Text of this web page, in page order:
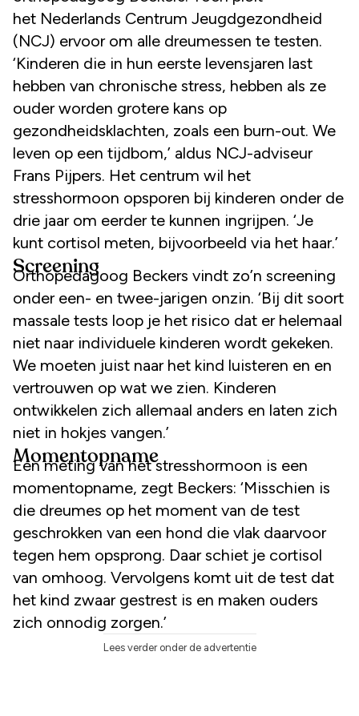
het Nederlands Centrum Jeugdgezondheid
(NCJ) ervoor om alle dreumessen te testen.
‘Kinderen die in hun eerste levensjaren last
hebben van chronische stress, hebben als ze
ouder worden grotere kans op
gezondheidsklachten, zoals een burn-out. We
leven op een tijdbom,’ aldus NCJ-adviseur
Frans Pijpers. Het centrum wil het
stresshormoon opsporen bij kinderen onder de
drie jaar om eerder te kunnen ingrijpen. ‘Je
kunt cortisol meten, bijvoorbeeld via het haar.’
Screening
Orthopedagoog Beckers vindt zo’n screening
onder een- en twee-jarigen onzin. ‘Bij dit soort
massale tests loop je het risico dat er helemaal
niet naar individuele kinderen wordt gekeken.
We moeten juist naar het kind luisteren en en
vertrouwen op wat we zien. Kinderen
ontwikkelen zich allemaal anders en laten zich
niet in hokjes vangen.’
Momentopname
Een meting van het stresshormoon is een
momentopname, zegt Beckers: ‘Misschien is
die dreumes op het moment van de test
geschrokken van een hond die vlak daarvoor
tegen hem opsprong. Daar schiet je cortisol
van omhoog. Vervolgens komt uit de test dat
het kind zwaar gestrest is en maken ouders
zich onnodig zorgen.’
Lees verder onder de advertentie